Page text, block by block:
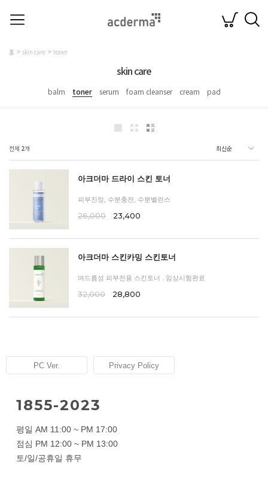
홈 skin care toner
skin care
balm toner serum foam cleanser cream pad
전체 2개
아크더마 드라이 스킨 토너
피부진정, 수분충전, 수분밸런스
26,000 23,400
아크더마 스킨카밍 스킨토너
여드름성 피부전용 스킨토너 . 임상시험완료
32,000 28,800
PC Ver. Privacy Policy
1855-2023
평일 AM 11:00 ~ PM 17:00
점심 PM 12:00 ~ PM 13:00
토/일/공휴일 휴무